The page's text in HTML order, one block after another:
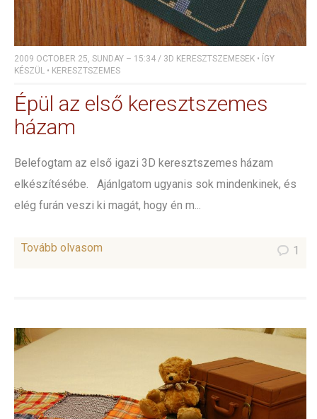
2009 OCTOBER 25, SUNDAY – 15:34 / 3D KERESZTSZEMESEK • ÍGY
KÉSZÜL • KERESZTSZEMES
Épül az első keresztszemes
házam
Belefogtam az első igazi 3D keresztszemes házam
elkészítésébe. Ajánlgatom ugyanis sok mindenkinek, és
elég furán veszi ki magát, hogy én m...
Tovább olvasom 1